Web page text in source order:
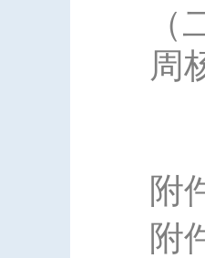
（
周
附
附